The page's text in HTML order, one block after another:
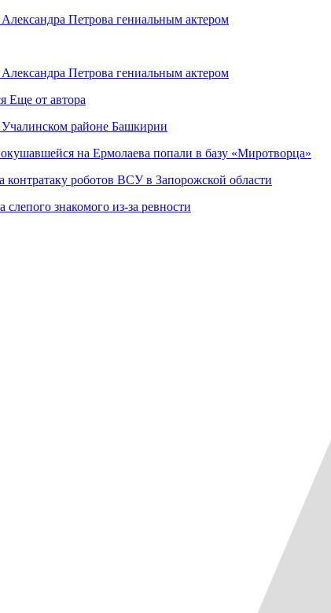
Петрова гениальным актером
Петрова гениальным актером
Еще от автора
районе Башкирии
на Ермолаева попали в базу «Миротворца»
контратаку роботов ВСУ в Запорожской области
знакомого из-за ревности